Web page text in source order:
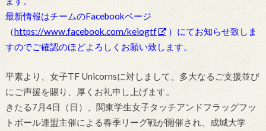
最新情報はチームのFacebookページ
（https://www.facebook.com/keiogtf
）にてお知らせ致しま
すのでご確認のほどよろしくお願い致します。
平素より、女子TF Unicornsに対しまして、多大なるご支援並び
にご声援を賜り、厚くお礼申し上げます。
きたる7月4日（日）、関東学生女子タッチアンドフラッグフッ
トボール連盟主催による春季リーグ戦が開催され、成城大学